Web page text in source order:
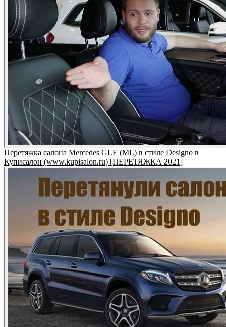
Перетяжка салона Mercedes GLE (ML) в стиле Designo в
Куписалон (www.kupisalon.ru) [ПЕРЕТЯЖКА 2021]